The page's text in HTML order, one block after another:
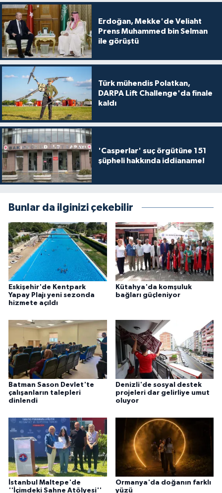
Erdoğan, Mekke'de Veliaht
Prens Muhammed bin Selman
ile görüştü
Türk mühendis Polatkan,
DARPA Lift Challenge'da finale
kaldı
'Casperlar' suç örgütüne 151
şüpheli hakkında iddianame!
Bunlar da ilginizi çekebilir
Eskişehir'de Kentpark
Yapay Plajı yeni sezonda
hizmete açıldı
Kütahya'da komşuluk
bağları güçleniyor
Batman Sason Devlet'te
çalışanların talepleri
dinlendi
Denizli'de sosyal destek
projeleri dar gelirliye umut
oluyor
İstanbul Maltepe'de
''İçimdeki Sahne Atölyesi''
Ormanya'da doğanın farklı
yüzü